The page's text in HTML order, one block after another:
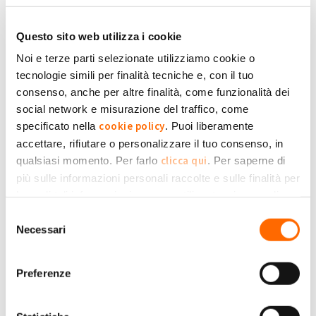
Questo sito web utilizza i cookie
Noi e terze parti selezionate utilizziamo cookie o
tecnologie simili per finalità tecniche e, con il tuo
consenso, anche per altre finalità, come funzionalità dei
social network e misurazione del traffico, come
specificato nella cookie policy. Puoi liberamente
accettare, rifiutare o personalizzare il tuo consenso, in
qualsiasi momento. Per farlo clicca qui. Per saperne di
più sulle informazioni personali raccolte e sulle finalità per
le quali tali informazioni saranno utilizzate, si prega di
delNecessari
Preferenze
+1
Torna Su Accedioregistrati
Lun, 03/07/2023 - 13:14 (Reply to #10)
claudiosedda198...
730 e dichiarare le eccedenze
il Caf mi ha detto che senza il cu da parte del GSE non
possono essere inseriti i bonifici ricevuti, ho contattato il gse e
mi hanno detto che loro non rilasciano cu, cosa devo fare?